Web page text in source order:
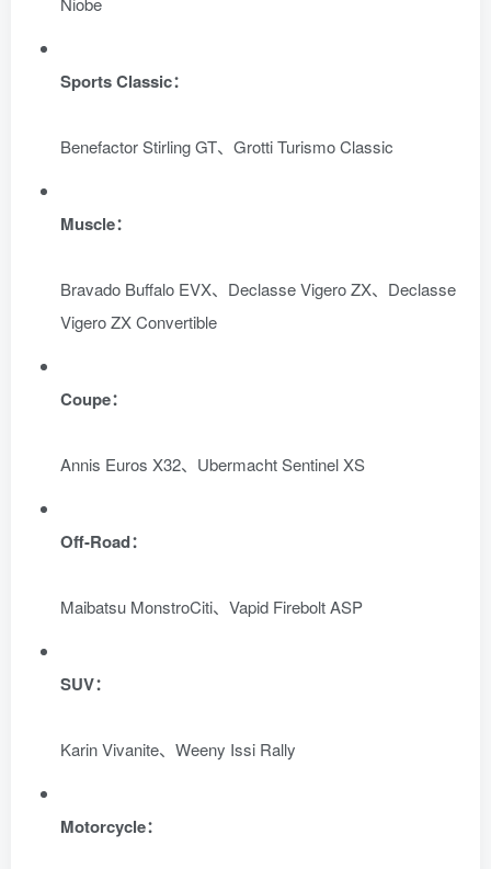
Sports Classic：
Benefactor Stirling GT、Grotti Turismo Classic
Muscle：
Bravado Buffalo EVX、Declasse Vigero ZX、Declasse
Vigero ZX Convertible
Coupe：
Annis Euros X32、Ubermacht Sentinel XS
Off-Road：
Maibatsu MonstroCiti、Vapid Firebolt ASP
SUV：
Karin Vivanite、Weeny Issi Rally
Motorcycle：